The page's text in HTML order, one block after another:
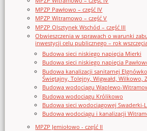
MPZP Pawłowo – część IV
MPZP Witramowo – część V
MPZP Olsztynek Wschód – część III
Obwieszczenia w sprawach o warunki
inwestycji celu publicznego – rok
Budowa sieci niskiego napięcia Mierki
Budowa sieci niskiego napięcia
Budowa kanalizacji sanitarnej
Świętajny, Tolejny, Wigwałd, Wilkowo,
Budowa wodociągu Waplewo-
Budowa wodociągu Królikowo
Budowa sieci wodociągowej
Budowa wodociągu i kanalizacji
MPZP Jemiołowo - część II